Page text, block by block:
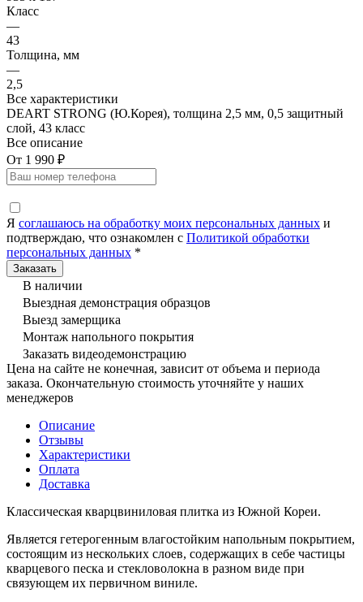
Класс
—
43
Толщина, мм
—
2,5
Все характеристики
DEART STRONG (Ю.Корея), толщина 2,5 мм, 0,5 защитный
слой, 43 класс
Все описание
От 1 990 ₽
Я соглашаюсь на обработку моих персональных данных и
подтверждаю, что ознакомлен с Политикой обработки
персональных данных *
В наличии
Выездная демонстрация образцов
Выезд замерщика
Монтаж напольного покрытия
Заказать видеодемонстрацию
Цена на сайте не конечная, зависит от объема и периода
заказа. Окончательную стоимость уточняйте у наших
менеджеров
Описание
Отзывы
Характеристики
Оплата
Доставка
Классическая кварцвиниловая плитка из Южной Кореи.
Является гетерогенным влагостойким напольным покрытием,
состоящим из нескольких слоев, содержащих в себе частицы
кварцевого песка и стекловолокна в разном виде при
связующем их первичном виниле.